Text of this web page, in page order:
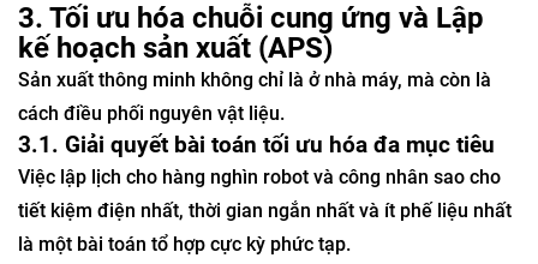
3. Tối ưu hóa chuỗi cung ứng và Lập
kế hoạch sản xuất (APS)
Sản xuất thông minh không chỉ là ở nhà máy, mà còn là
cách điều phối nguyên vật liệu.
3.1. Giải quyết bài toán tối ưu hóa đa mục tiêu
Việc lập lịch cho hàng nghìn robot và công nhân sao cho
tiết kiệm điện nhất, thời gian ngắn nhất và ít phế liệu nhất
là một bài toán tổ hợp cực kỳ phức tạp.